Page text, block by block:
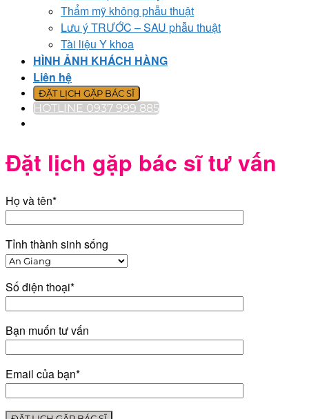
Thẩm mỹ không phẫu thuật
Lưu ý TRƯỚC – SAU phẫu thuật
Tài liệu Y khoa
HÌNH ẢNH KHÁCH HÀNG
Liên hệ
ĐẶT LỊCH GẶP BÁC SĨ
HOTLINE 0937 999 885
Đặt lịch gặp bác sĩ tư vấn
Họ và tên*
Tỉnh thành sinh sống
Số điện thoại*
Bạn muốn tư vấn
Email của bạn*